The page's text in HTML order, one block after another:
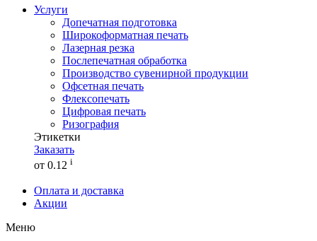
Услуги
Допечатная подготовка
Широкоформатная печать
Лазерная резка
Послепечатная обработка
Производство сувенирной продукции
Офсетная печать
Флексопечать
Цифровая печать
Ризография
Этикетки
Заказать
от 0.12 i
Оплата и доставка
Акции
Меню